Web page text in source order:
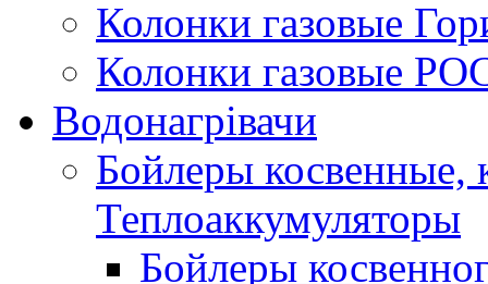
Колонки газовые
Колонки газовые
Водонагрівачи
Бойлеры косвенные,
Теплоаккумуляторы
Бойлеры